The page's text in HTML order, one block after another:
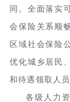
同。全面落实
会保险关系顺
区域社会保险
优化城乡居民
和待遇领取人
各级人力